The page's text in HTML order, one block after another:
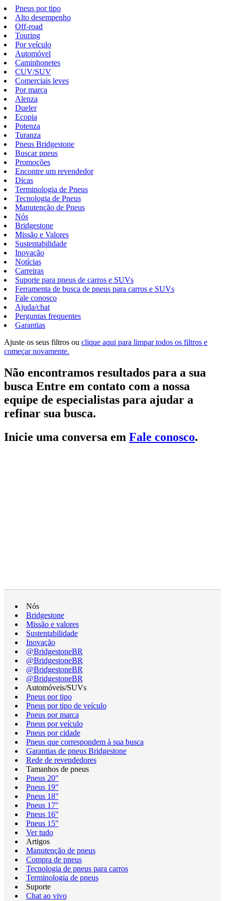
Pneus por tipo
Alto desempenho
Off-road
Touring
Por veículo
Automóvel
Caminhonetes
CUV/SUV
Comerciais leves
Por marca
Alenza
Dueler
Ecopia
Potenza
Turanza
Pneus Bridgestone
Buscar pneus
Promoções
Encontre um revendedor
Dicas
Terminologia de Pneus
Tecnologia de Pneus
Manutenção de Pneus
Nós
Bridgestone
Missão e Valores
Sustentabilidade
Inovação
Notícias
Carreiras
Suporte para pneus de carros e SUVs
Ferramenta de busca de pneus para carros e SUVs
Fale conosco
Ajuda/chat
Perguntas frequentes
Garantias
Ajuste os seus filtros ou clique aqui para limpar todos os filtros e
começar novamente.
Não encontramos resultados para a sua
busca Entre em contato com a nossa
equipe de especialistas para ajudar a
refinar sua busca.
Inicie uma conversa em Fale conosco.
Nós
Bridgestone
Missão e valores
Sustentabilidade
Inovação
@BridgestoneBR
@BridgestoneBR
@BridgestoneBR
@BridgestoneBR
Automóveis/SUVs
Pneus por tipo
Pneus por tipo de veículo
Pneus por marca
Pneus por veículo
Pneus por cidade
Pneus que correspondem à sua busca
Garantias de pneus Bridgestone
Rede de revendedores
Tamanhos de pneus
Pneus 20"
Pneus 19"
Pneus 18"
Pneus 17"
Pneus 16"
Pneus 15"
Ver tudo
Artigos
Manutenção de pneus
Compra de pneus
Tecnologia de pneus para carros
Terminologia de pneus
Suporte
Chat ao vivo